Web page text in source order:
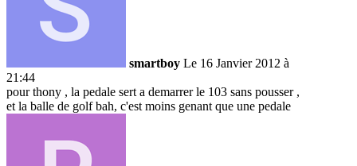
smartboy Le 16 Janvier 2012 à
21:44
pour thony , la pedale sert a demarrer le 103 sans pousser ,
et la balle de golf bah, c'est moins genant que une pedale